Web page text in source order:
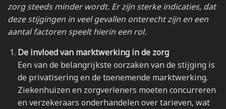
zorg steeds minder wordt. Er zijn sterke indicaties, dat
deze stijgingen in veel gevallen onterecht zijn en een
aantal factoren speelt hierin een rol.
De invloed van marktwerking in de zorg
Een van de belangrijkste oorzaken van de stijging is
de privatisering en de toenemende marktwerking.
Ziekenhuizen en zorgverleners moeten concurreren
en verzekeraars onderhandelen over tarieven, wat